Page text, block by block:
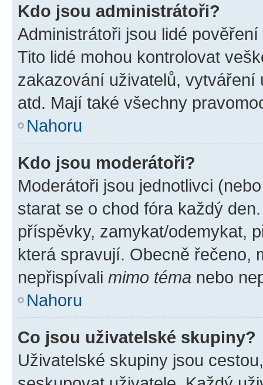
Kdo jsou administrátoři?
Administrátoři jsou lidé
Tito lidé mohou kontrolovat
zakazování uživatelů,
atd. Mají také všechny
Nahoru
Kdo jsou moderátoři?
Moderátoři jsou jednotlivci
starat se o chod fóra každý
příspěvky, zamykat/odemykat,
která spravují. Obecně řečeno,
nepřispívali mimo téma nebo
Nahoru
Co jsou uživatelské skupiny?
Uživatelské skupiny jsou